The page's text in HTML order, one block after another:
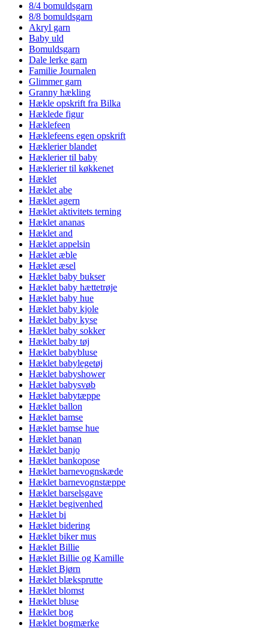
8/4 bomuldsgarn
8/8 bomuldsgarn
Akryl garn
Baby uld
Bomuldsgarn
Dale lerke garn
Familie Journalen
Glimmer garn
Granny hækling
Hækle opskrift fra Bilka
Hæklede figur
Hæklefeen
Hæklefeens egen opskrift
Hæklerier blandet
Hæklerier til baby
Hæklerier til køkkenet
Hæklet
Hæklet abe
Hæklet agern
Hæklet aktivitets terning
Hæklet ananas
Hæklet and
Hæklet appelsin
Hæklet æble
Hæklet æsel
Hæklet baby bukser
Hæklet baby hættetrøje
Hæklet baby hue
Hæklet baby kjole
Hæklet baby kyse
Hæklet baby sokker
Hæklet baby tøj
Hæklet babybluse
Hæklet babylegetøj
Hæklet babyshower
Hæklet babysvøb
Hæklet babytæppe
Hæklet ballon
Hæklet bamse
Hæklet bamse hue
Hæklet banan
Hæklet banjo
Hæklet bankopose
Hæklet barnevognskæde
Hæklet barnevognstæppe
Hæklet barselsgave
Hæklet begivenhed
Hæklet bi
Hæklet bidering
Hæklet biker mus
Hæklet Billie
Hæklet Billie og Kamille
Hæklet Bjørn
Hæklet blæksprutte
Hæklet blomst
Hæklet bluse
Hæklet bog
Hæklet bogmærke